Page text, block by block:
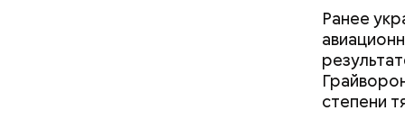
Ранее
степени